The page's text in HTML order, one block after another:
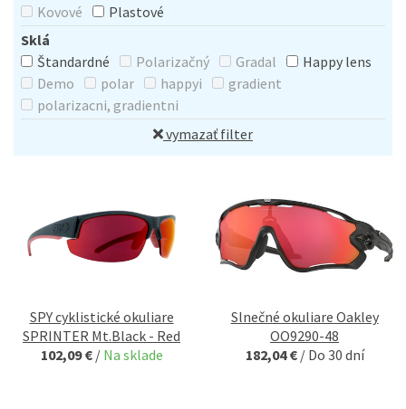
Kovové
Plastové
Sklá
Štandardné
Polarizačný Gradal
Happy lens
Demo
polar happyi
gradient
polarizacni, gradientni
vymazať filter
SPY cyklistické okuliare
SPRINTER Mt.Black - Red
102,09 € / Na sklade
Slnečné okuliare Oakley
OO9290-48
182,04 € / Do 30 dní